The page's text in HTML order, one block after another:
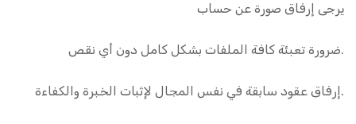
يرجى إرفاق صورة عن حساب
ضرورة تعبئة كافة الملفات بشكل كامل دون أي نقص.
إرفاق عقود سابقة في نفس المجال لإثبات الخبرة والكفاءة.